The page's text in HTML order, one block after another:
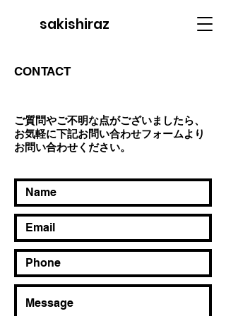
sakishiraz
CONTACT
ご質問やご不明な点がございましたら、
お気軽に下記お問い合わせフォームより
お問い合わせください。